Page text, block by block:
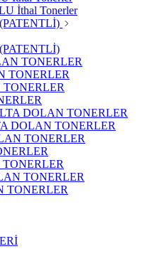
İthal Tonerler
TONERLER
TONERLER
TONERLER
DOLAN TONERLER
DOLAN TONERLER
TONERLER
TONERLER
TONERLER